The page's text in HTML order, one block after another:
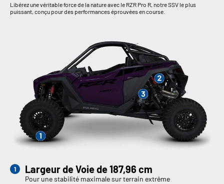
Libérez une véritable force de la nature avec le RZR Pro R, notre SSV le plus
puissant, conçu pour des performances éprouvées en course.
Largeur de Voie de 187,96 cm
Pour une stabilité maximale sur terrain extrême